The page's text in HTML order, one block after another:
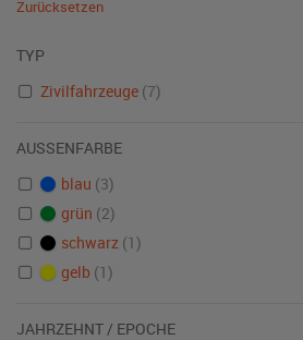
Zurücksetzen
TYP
Zivilfahrzeuge (7)
AUSSENFARBE
blau (3)
grün (2)
schwarz (1)
gelb (1)
JAHRZEHNT / EPOCHE